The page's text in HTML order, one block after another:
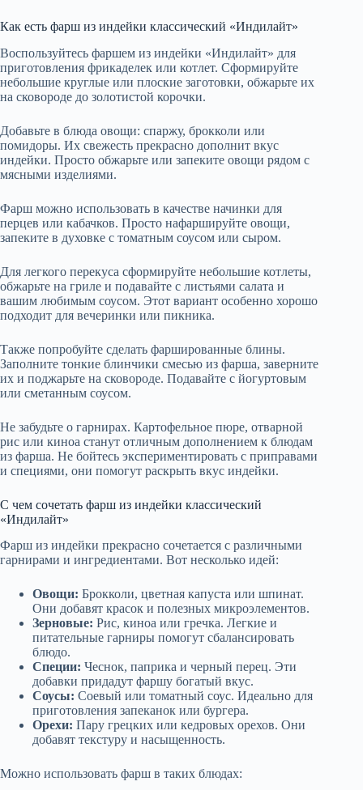
Как есть фарш из индейки классический «Индилайт»
Воспользуйтесь фаршем из индейки «Индилайт» для
приготовления фрикаделек или котлет. Сформируйте
небольшие круглые или плоские заготовки, обжарьте их
на сковороде до золотистой корочки.
Добавьте в блюда овощи: спаржу, брокколи или
помидоры. Их свежесть прекрасно дополнит вкус
индейки. Просто обжарьте или запеките овощи рядом с
мясными изделиями.
Фарш можно использовать в качестве начинки для
перцев или кабачков. Просто нафаршируйте овощи,
запеките в духовке с томатным соусом или сыром.
Для легкого перекуса сформируйте небольшие котлеты,
обжарьте на гриле и подавайте с листьями салата и
вашим любимым соусом. Этот вариант особенно хорошо
подходит для вечеринки или пикника.
Также попробуйте сделать фаршированные блины.
Заполните тонкие блинчики смесью из фарша, заверните
их и поджарьте на сковороде. Подавайте с йогуртовым
или сметанным соусом.
Не забудьте о гарнирах. Картофельное пюре, отварной
рис или киноа станут отличным дополнением к блюдам
из фарша. Не бойтесь экспериментировать с приправами
и специями, они помогут раскрыть вкус индейки.
С чем сочетать фарш из индейки классический
«Индилайт»
Фарш из индейки прекрасно сочетается с различными
гарнирами и ингредиентами. Вот несколько идей:
Овощи: Брокколи, цветная капуста или шпинат.
Они добавят красок и полезных микроэлементов.
Зерновые: Рис, киноа или гречка. Легкие и
питательные гарниры помогут сбалансировать
блюдо.
Специи: Чеснок, паприка и черный перец. Эти
добавки придадут фаршу богатый вкус.
Соусы: Соевый или томатный соус. Идеально для
приготовления запеканок или бургера.
Орехи: Пару грецких или кедровых орехов. Они
добавят текстуру и насыщенность.
Можно использовать фарш в таких блюдах: